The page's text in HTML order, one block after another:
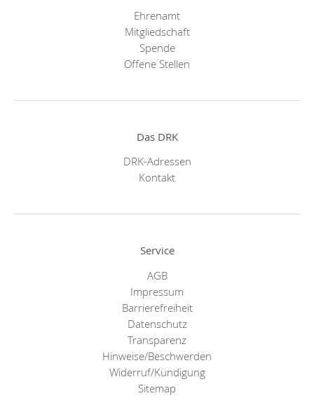
Ehrenamt
Mitgliedschaft
Spende
Offene Stellen
Das DRK
DRK-Adressen
Kontakt
Service
AGB
Impressum
Barrierefreiheit
Datenschutz
Transparenz
Hinweise/Beschwerden
Widerruf/Kündigung
Sitemap